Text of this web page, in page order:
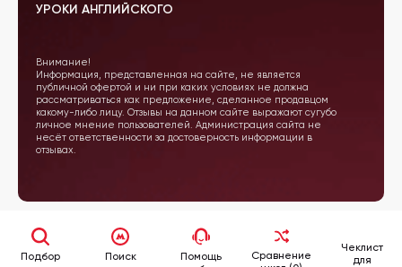
УРОКИ АНГЛИЙСКОГО
Внимание!
Информация, представленная на сайте, не является
публичной офертой и ни при каких условиях не должна
рассматриваться как предложение, сделанное продавцом
какому-либо лицу. Отзывы на данном сайте выражают сугубо
личное мнение пользователей. Администрация сайта не
несёт ответственности за достоверность информации в
отзывах.
Подбор
Поиск
Помощь
Сравнение
Чеклист
для